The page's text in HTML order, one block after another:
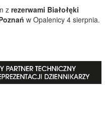
z rezerwami Białołęki
w Opalenicy 4 sierpnia.